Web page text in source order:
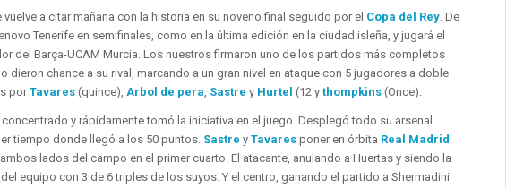
vuelve a citar mañana con la historia en su noveno final seguido por el Copa del Rey. De
Tenerife en semifinales, como en la última edición en la ciudad isleña, y jugará el
del Barça-UCAM Murcia. Los nuestros firmaron uno de los partidos más completos
dieron chance a su rival, marcando a un gran nivel en ataque con 5 jugadores a doble
porTavares(quince), Arbol de pera, Sastre y Hurtel (12 y thompkins(Once).
y rápidamente tomó la iniciativa en el juego. Desplegó todo su arsenal
tiempo donde llegó a los 50 puntos. Sastre y Tavaresponer en órbita Real Madrid .
lados del campo en el primer cuarto. El atacante, anulando a Huertas y siendo la
equipo con 3 de 6 triples de los suyos. Y el centro, ganando el partido a Shermadini